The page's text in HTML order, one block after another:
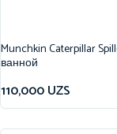
Munchkin Caterpillar
ванной
110,000UZS